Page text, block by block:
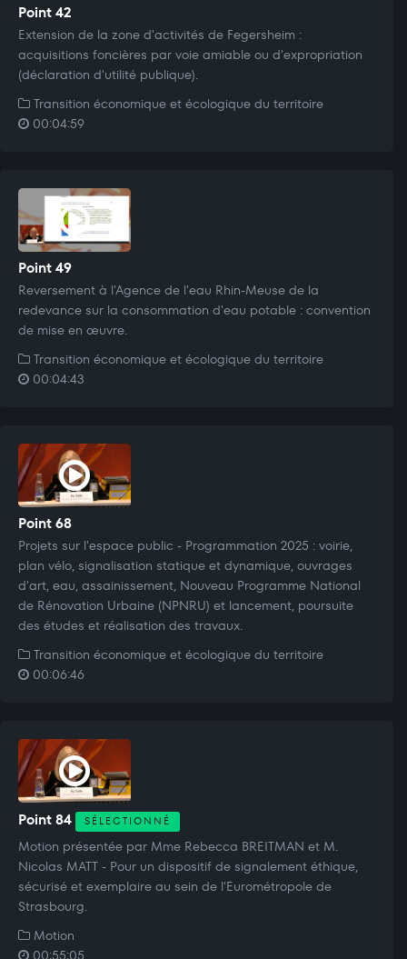
Point 42
Extension de la zone d'activités de Fegersheim :
acquisitions foncières par voie amiable ou d'expropriation
(déclaration d'utilité publique).
Transition économique et écologique du territoire
00:04:59
Point 49
Reversement à l'Agence de l'eau Rhin-Meuse de la
redevance sur la consommation d'eau potable : convention
de mise en œuvre.
Transition économique et écologique du territoire
00:04:43
Point 68
Projets sur l'espace public - Programmation 2025 : voirie,
plan vélo, signalisation statique et dynamique, ouvrages
d'art, eau, assainissement, Nouveau Programme National
de Rénovation Urbaine (NPNRU) et lancement, poursuite
des études et réalisation des travaux.
Transition économique et écologique du territoire
00:06:46
Point 84 SÉLECTIONNÉ
Motion présentée par Mme Rebecca BREITMAN et M.
Nicolas MATT - Pour un dispositif de signalement éthique,
sécurisé et exemplaire au sein de l'Eurométropole de
Strasbourg.
Motion
00:55:05